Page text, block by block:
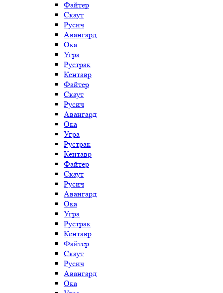
Файтер
Скаут
Русич
Авангард
Ока
Угра
Рустрак
Кентавр
Файтер
Скаут
Русич
Авангард
Ока
Угра
Рустрак
Кентавр
Файтер
Скаут
Русич
Авангард
Ока
Угра
Рустрак
Кентавр
Файтер
Скаут
Русич
Авангард
Ока